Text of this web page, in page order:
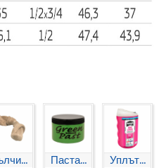
Паста... Уплът...